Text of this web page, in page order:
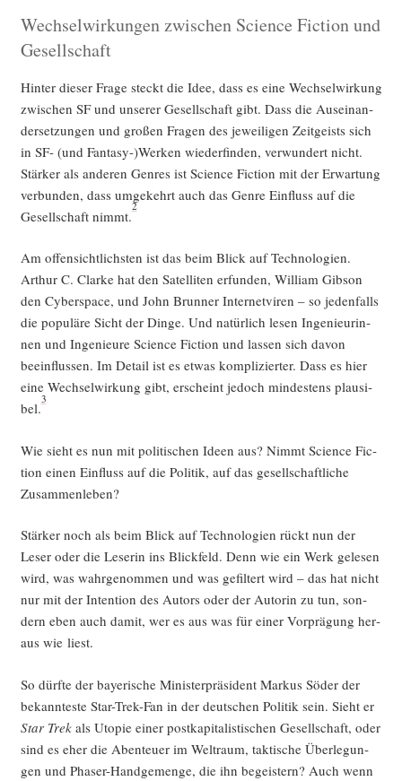
Wechselwirkungen zwischen Science Fiction und
Gesellschaft
Hin­ter die­ser Fra­ge steckt die Idee, dass es eine Wech­sel­wir­kung
zwi­schen SF und unse­rer Gesell­schaft gibt. Dass die Aus­ein­an­
der­set­zun­gen und gro­ßen Fra­gen des jewei­li­gen Zeit­geists sich
in SF- (und Fantasy-)Werken wie­der­fin­den, ver­wun­dert nicht.
Stär­ker als ande­ren Gen­res ist Sci­ence Fic­tion mit der Erwar­tung
ver­bun­den, dass umge­kehrt auch das Gen­re Ein­fluss auf die
Gesell­schaft nimmt.
2
Am offen­sicht­lichs­ten ist das beim Blick auf Tech­no­lo­gien.
Arthur C. Clar­ke hat den Satel­li­ten erfun­den, Wil­liam Gib­son
den Cyber­space, und John Brun­ner Inter­net­vi­ren – so jeden­falls
die popu­lä­re Sicht der Din­ge. Und natür­lich lesen Inge­nieu­rin­
nen und Inge­nieu­re Sci­ence Fic­tion und las­sen sich davon
beein­flus­sen. Im Detail ist es etwas kom­pli­zier­ter. Dass es hier
eine Wech­sel­wir­kung gibt, erscheint jedoch min­des­tens plau­si­
bel.
3
Wie sieht es nun mit poli­ti­schen Ideen aus? Nimmt Sci­ence Fic­
tion einen Ein­fluss auf die Poli­tik, auf das gesell­schaft­li­che
Zusammenleben?
Stär­ker noch als beim Blick auf Tech­no­lo­gien rückt nun der
Leser oder die Lese­rin ins Blick­feld. Denn wie ein Werk gele­sen
wird, was wahr­ge­nom­men und was gefil­tert wird – das hat nicht
nur mit der Inten­ti­on des Autors oder der Autorin zu tun, son­
dern eben auch damit, wer es aus was für einer Vor­prä­gung her­
aus wie liest.
So dürf­te der baye­ri­sche Minis­ter­prä­si­dent Mar­kus Söder der
bekann­tes­te Star-Trek-Fan in der deut­schen Poli­tik sein. Sieht er
Star Trek als Uto­pie einer post­ka­pi­ta­lis­ti­schen Gesell­schaft, oder
sind es eher die Aben­teu­er im Welt­raum, tak­ti­sche Über­le­gun­
gen und Pha­ser-Hand­ge­men­ge, die ihn begeis­tern? Auch wenn